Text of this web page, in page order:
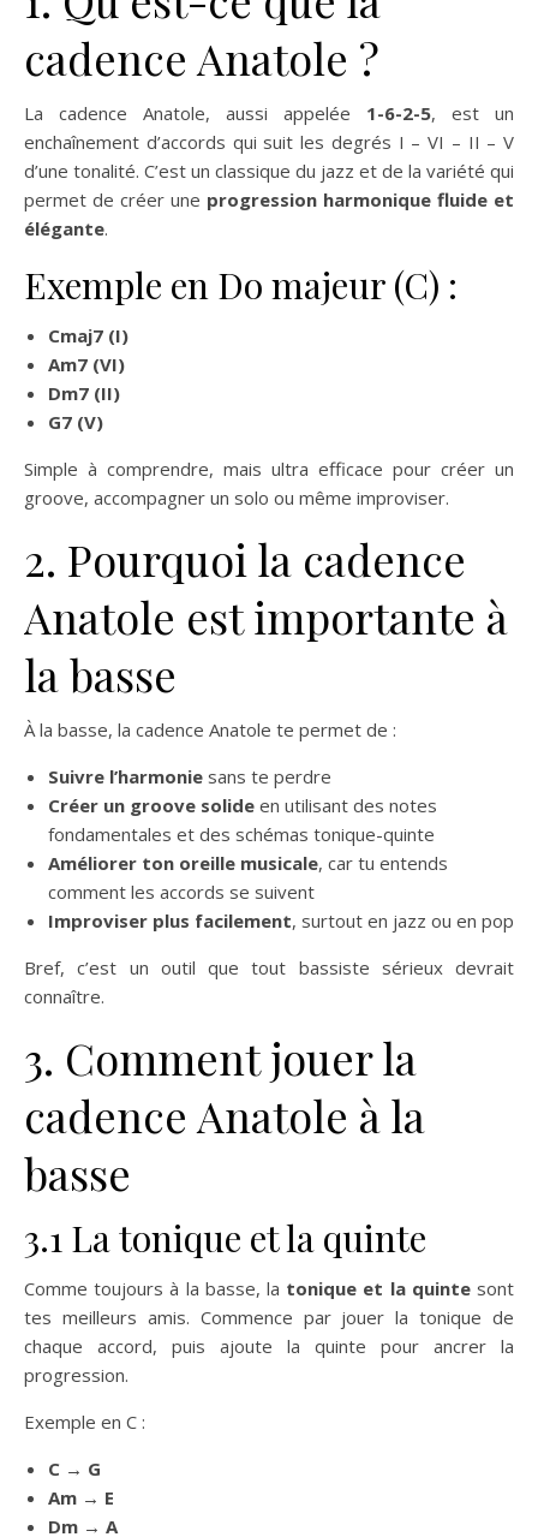
cadence Anatole ?
La cadence Anatole, aussi appelée 1-6-2-5, est un
enchaînement d’accords qui suit les degrés I – VI – II – V
d’une tonalité. C’est un classique du jazz et de la variété qui
permet de créer une progression harmonique fluide et
élégante.
Exemple en Do majeur (C) :
Cmaj7 (I)
Am7 (VI)
Dm7 (II)
G7 (V)
Simple à comprendre, mais ultra efficace pour créer un
groove, accompagner un solo ou même improviser.
2. Pourquoi la cadence
Anatole est importante à
la basse
À la basse, la cadence Anatole te permet de :
Suivre l’harmonie sans te perdre
Créer un groove solide en utilisant des notes
fondamentales et des schémas tonique-quinte
Améliorer ton oreille musicale, car tu entends
comment les accords se suivent
Improviser plus facilement, surtout en jazz ou en pop
Bref, c’est un outil que tout bassiste sérieux devrait
connaître.
3. Comment jouer la
cadence Anatole à la
basse
3.1 La tonique et la quinte
Comme toujours à la basse, la tonique et la quintesont
tes meilleurs amis. Commence par jouer la tonique de
chaque accord, puis ajoute la quinte pour ancrer la
progression.
Exemple en C :
C → G
Am → E
Dm → A